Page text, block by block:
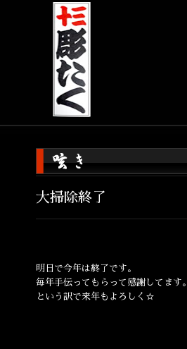
大掃除終了
明日で今年は終了です。
毎年手伝ってもらって感謝してます。
という訳で来年もよろしく☆